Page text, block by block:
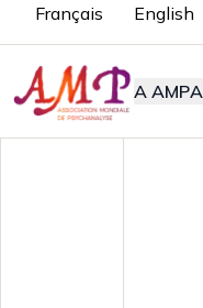
Français English
A AMP